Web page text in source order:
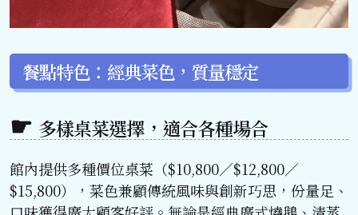
餐點特色：經典菜色，質量穩定
多樣桌菜選擇，適合各種場合
館內提供多種價位桌菜（$10,800／$12,800／
$15,800），菜色兼顧傳統風味與創新巧思，份量足、